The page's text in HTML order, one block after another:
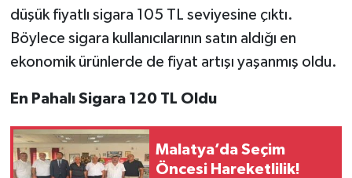
düşük fiyatlı sigara 105 TL seviyesine çıktı.
Böylece sigara kullanıcılarının satın aldığı en
ekonomik ürünlerde de fiyat artışı yaşanmış oldu.
En Pahalı Sigara 120 TL Oldu
Malatya’da Seçim
Öncesi Hareketlilik!